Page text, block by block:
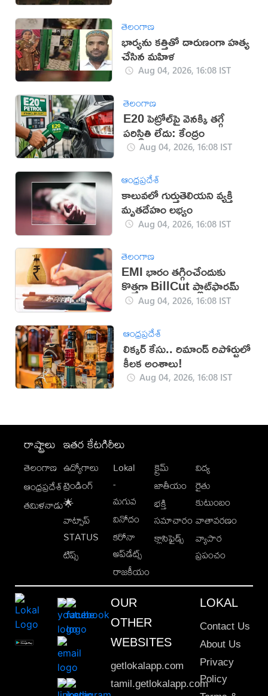
తెలంగాణ
భార్యను కత్తితో దారుణంగా హత్య
చేసిన మహిళ
Aug 04, 2026, 16:08 IST
తెలంగాణ
E20 పెట్రోల్‌పై వెనక్కి తగ్గే
పరిస్థితి లేదు: కేంద్రం
Aug 04, 2026, 16:08 IST
ఆంధ్రప్రదేశ్
కాలువలో గుర్తుతెలియని వ్యక్తి
మృతదేహం లభ్యం
Aug 04, 2026, 16:08 IST
తెలంగాణ
EMI భారం తగ్గించేందుకు
కొత్తగా BillCut ప్లాట్‌ఫారమ్
Aug 04, 2026, 16:08 IST
ఆంధ్రప్రదేశ్
లిక్కర్ కేసు.. రిమాండ్​ రిపోర్టులో
కీలక అంశాలు!
Aug 04, 2026, 16:08 IST
రాష్ట్రాలు
తెలంగాణ
ఆంధ్రప్రదేశ్
తమిళనాడు
ఇతర కేటగిరీలు
ఉద్యోగాలు
ట్రెండింగ్
🌟
వాట్సాప్
STATUS
టిప్స్
Lokal
-
మగువ
వినోదం
కరోనా
అప్‌డేట్స్
రాజకీయం
క్రైమ్
జాతీయం
భక్తి
సమాచారం
క్లాసిఫైడ్స్
విద్య
రైతు
కుటుంబం
వాతావరణం
వ్యాపార
ప్రపంచం
OUR
OTHER
WEBSITES
getlokalapp.com
tamil.getlokalapp.com
LOKAL
Contact Us
About Us
Privacy
Policy